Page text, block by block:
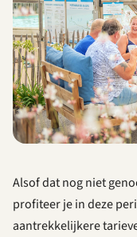
Alsof dat nog niet
profiteer je in deze
aantrekkelijkere